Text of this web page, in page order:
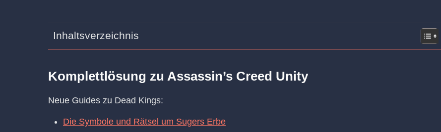
Inhaltsverzeichnis
Komplettlösung zu Assassin’s Creed Unity
Neue Guides zu Dead Kings:
Die Symbole und Rätsel um Sugers Erbe